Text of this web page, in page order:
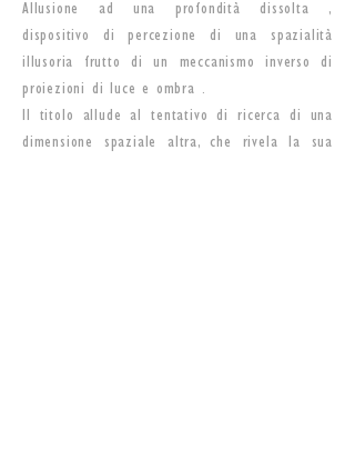
Allusione ad una profondità dissolta ,
dispositivo di percezione di una spazialità
illusoria frutto di un meccanismo inverso di
proiezioni di luce e ombra .
Il titolo allude al tentativo di ricerca di una
dimensione spaziale altra, che rivela la sua